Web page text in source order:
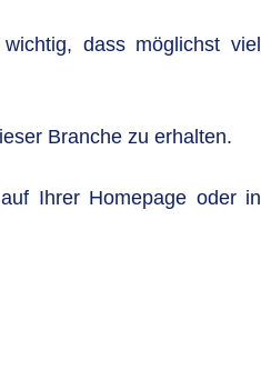
dass möglichst
Branche zu erhalten.
Ihrer Homepage oder